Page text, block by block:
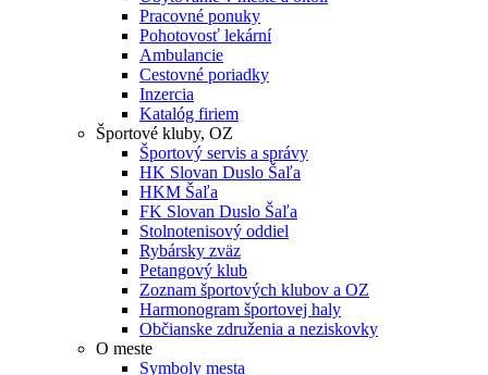
Pracovné ponuky
Pohotovosť lekární
Ambulancie
Cestovné poriadky
Inzercia
Katalóg firiem
Športové kluby, OZ
Športový servis a správy
HK Slovan Duslo Šaľa
HKM Šaľa
FK Slovan Duslo Šaľa
Stolnotenisový oddiel
Rybársky zväz
Petangový klub
Zoznam športových klubov a OZ
Harmonogram športovej haly
Občianske združenia a neziskovky
O meste
Symboly mesta